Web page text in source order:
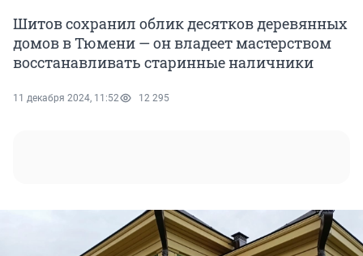
Шитов сохранил облик десятков деревянных
домов в Тюмени — он владеет мастерством
восстанавливать старинные наличники
11 декабря 2024, 11:52 12 295